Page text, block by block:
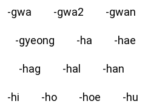
-gwa -gwa2 -gwan
-gyeong -ha -hae
-hag -hal -han
-hi -ho -hoe -hu